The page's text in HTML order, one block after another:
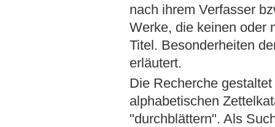
nach ihrem Verfasser
Werke, die keinen oder
Titel. Besonderheiten
erläutert.
Die Recherche
alphabetischen
"durchblättern". Als